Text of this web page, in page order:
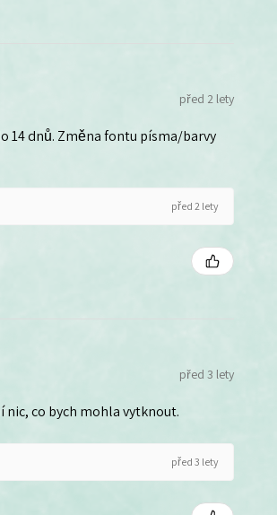
před 2 lety
14 dnů. Změna fontu písma/barvy
před 2 lety
před 3 lety
nic, co bych mohla vytknout.
před 3 lety